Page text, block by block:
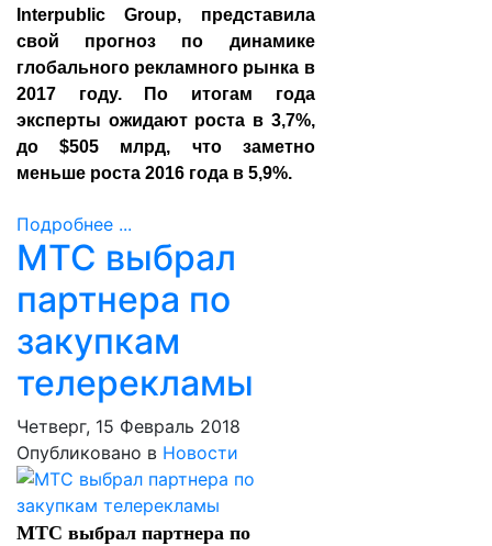
Interpublic Group, представила
свой прогноз по динамике
глобального рекламного рынка в
2017 году. По итогам года
эксперты ожидают роста в 3,7%,
до $505 млрд, что заметно
меньше роста 2016 года в 5,9%.
Подробнее ...
МТС выбрал
партнера по
закупкам
телерекламы
Четверг, 15 Февраль 2018
Опубликовано в Новости
МТС выбрал партнера по